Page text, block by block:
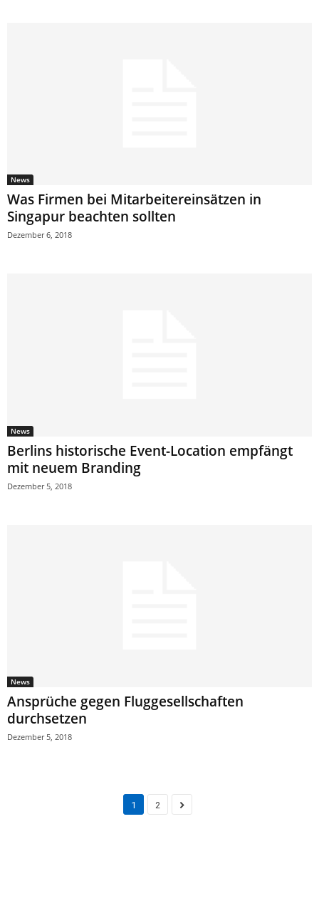
News
Was Firmen bei Mitarbeitereinsätzen in
Singapur beachten sollten
Dezember 6, 2018
News
Berlins historische Event-Location empfängt
mit neuem Branding
Dezember 5, 2018
News
Ansprüche gegen Fluggesellschaften
durchsetzen
Dezember 5, 2018
1 2